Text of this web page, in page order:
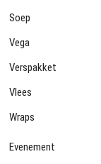
Soep
Vega
Verspakket
Vlees
Wraps
Evenement